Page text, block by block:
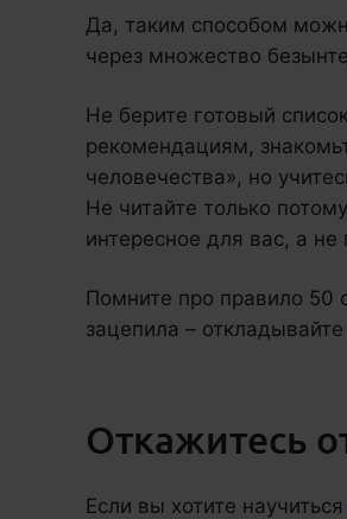
Да, таким способом
через множество
Не берите готовый
рекомендациям,
человечества», но
Не читайте только
интересное для вас, а не
Помните про правило 50
зацепила –
Откажитесь
Если вы хотите научиться